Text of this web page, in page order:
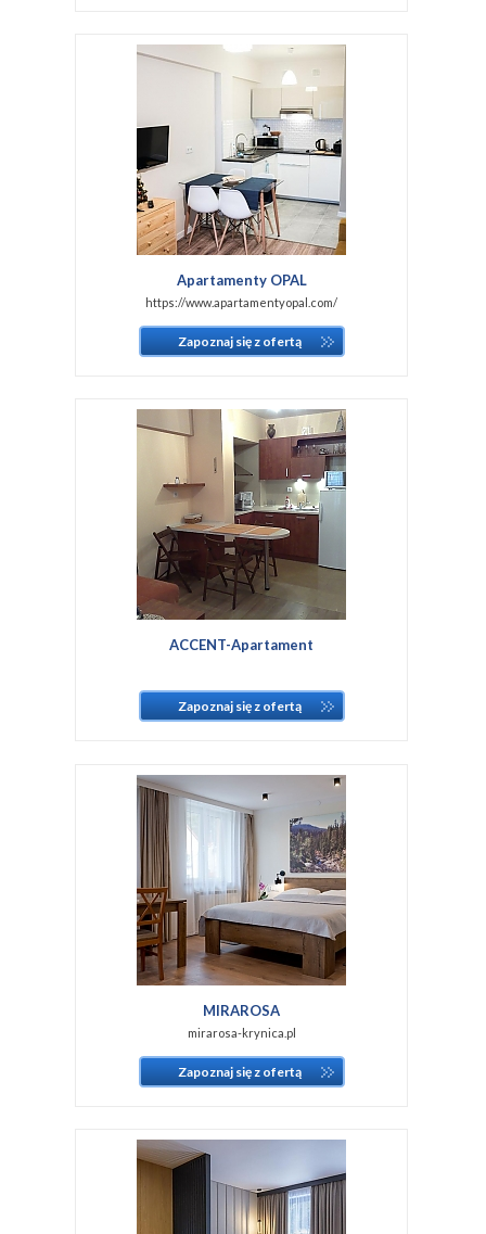
Apartamenty OPAL
https://www.apartamentyopal.com/
Zapoznaj się z ofertą
ACCENT-Apartament
Zapoznaj się z ofertą
MIRAROSA
mirarosa-krynica.pl
Zapoznaj się z ofertą